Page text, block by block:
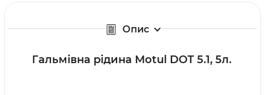
Опис
Гальмівна рідина Motul DOT 5.1, 5л.